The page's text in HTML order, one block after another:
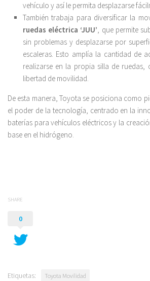
vehículo y así le permita desplazarse
También trabaja para diversificar la
ruedas eléctrica ‘JUU’, que permite
sin problemas y desplazarse por
escaleras. Esto amplía la cantidad de
realizarse en la propia silla de ruedas,
libertad de movilidad.
De esta manera, Toyota se posiciona como
el poder de la tecnología, centrado en la
baterías para vehículos eléctricos y la
base en el hidrógeno.
SHARE
0
Etiquetas: Toyota Movilidad